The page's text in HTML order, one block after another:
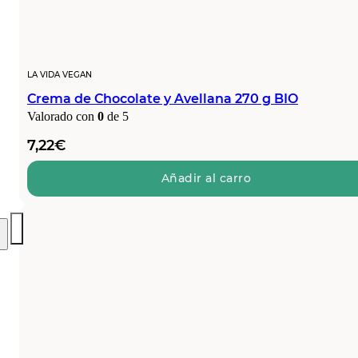
LA VIDA VEGAN
Crema de Chocolate y Avellana 270 g BIO
Valorado con 0 de 5
7,22€
Añadir al carro